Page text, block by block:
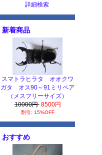
詳細検索
新着商品
スマトラヒラタ オオクワ
ガタ オス90～91ミリペア
（メスフリーサイズ）
10000円 8500円
割引: 15%OFF
おすすめ